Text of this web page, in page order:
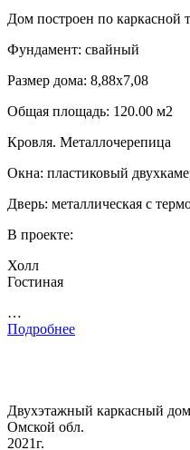
Дом построен по каркасной
Фундамент: свайный
Размер дома: 8,88х7,08
Общая площадь: 120.00 м2
Кровля. Металлочерепица
Окна: пластиковый
Дверь: металлическая с
В проекте:
Холл
Гостиная
…
Подробнее
Двухэтажный каркасный
Омской обл.
2021г.